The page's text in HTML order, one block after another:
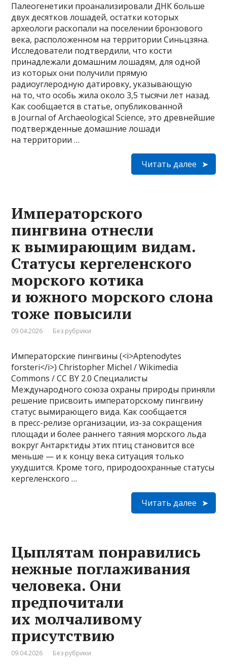
Палеогенетики проанализировали ДНК больше
двух десятков лошадей, остатки которых
археологи раскопали на поселении бронзового
века, расположенном на территории Синьцзяна.
Исследователи подтвердили, что кости
принадлежали домашним лошадям, для одной
из которых они получили прямую
радиоуглеродную датировку, указывающую
на то, что особь жила около 3,5 тысячи лет назад.
Как сообщается в статье, опубликованной
в Journal of Archaeological Science, это древнейшие
подтвержденные домашние лошади
на территории …
Читать далее
Императорского
пингвина отнесли
к вымирающим видам.
Статусы кергеленского
морского котика
и южного морского слона
тоже повысили
09.04.2026 Без рубрики
Императорские пингвины (<i>Aptenodytes
forsteri</i>) Christopher Michel / Wikimedia
Commons / CC BY 2.0 Специалисты
Международного союза охраны природы приняли
решение присвоить императорскому пингвину
статус вымирающего вида. Как сообщается
в пресс-релизе организации, из-за сокращения
площади и более раннего таяния морского льда
вокруг Антарктиды этих птиц становится все
меньше — и к концу века ситуация только
ухудшится. Кроме того, природоохранные статусы
кергеленского …
Читать далее
Цыплятам понравились
нежные поглаживания
человека. Они
предпочитали
их молчаливому
присутствию
09.04.2026 Без рубрики